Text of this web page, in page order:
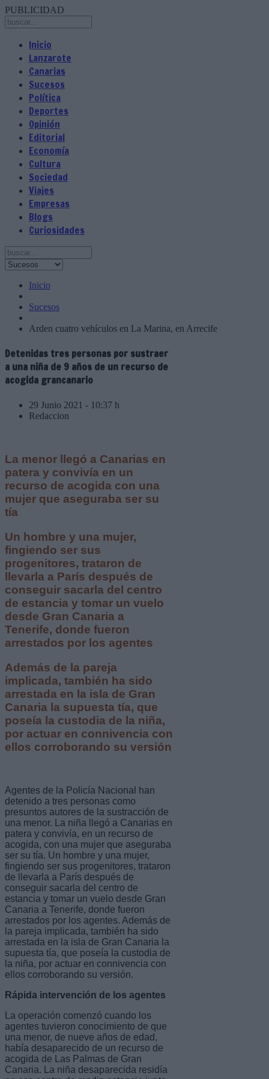
PUBLICIDAD
Inicio
Lanzarote
Canarias
Sucesos
Política
Deportes
Opinión
Editorial
Economía
Cultura
Sociedad
Viajes
Empresas
Blogs
Curiosidades
Inicio
Sucesos
Arden cuatro vehículos en La Marina, en Arrecife
Detenidas tres personas por sustraer
a una niña de 9 años de un recurso de
acogida grancanario
29 Junio 2021 - 10:37 h
Redaccion
La menor llegó a Canarias en
patera y convivía en un
recurso de acogida con una
mujer que aseguraba ser su
tía
Un hombre y una mujer,
fingiendo ser sus
progenitores, trataron de
llevarla a París después de
conseguir sacarla del centro
de estancia y tomar un vuelo
desde Gran Canaria a
Tenerife, donde fueron
arrestados por los agentes
Además de la pareja
implicada, también ha sido
arrestada en la isla de Gran
Canaria la supuesta tía, que
poseía la custodia de la niña,
por actuar en connivencia con
ellos corroborando su versión
Agentes de la Policía Nacional han
detenido a tres personas como
presuntos autores de la sustracción de
una menor. La niña llegó a Canarias en
patera y convivía, en un recurso de
acogida, con una mujer que aseguraba
ser su tía. Un hombre y una mujer,
fingiendo ser sus progenitores, trataron
de llevarla a París después de
conseguir sacarla del centro de
estancia y tomar un vuelo desde Gran
Canaria a Tenerife, donde fueron
arrestados por los agentes. Además de
la pareja implicada, también ha sido
arrestada en la isla de Gran Canaria la
supuesta tía, que poseía la custodia de
la niña, por actuar en connivencia con
ellos corroborando su versión.
Rápida intervención de los agentes
La operación comenzó cuando los
agentes tuvieron conocimiento de que
una menor, de nueve años de edad,
había desaparecido de un recurso de
acogida de Las Palmas de Gran
Canaria. La niña desaparecida residía